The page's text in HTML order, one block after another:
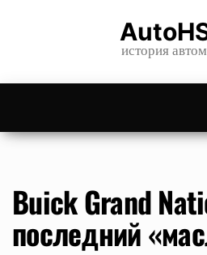
content
история
Buick Grand
последний